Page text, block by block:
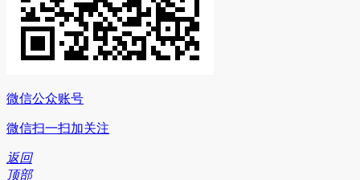
微信公众账号
微信扫一扫加关注
返回
顶部